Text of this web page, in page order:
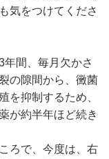
気をつけてくださ
間、毎月欠かさ
の隙間から、黴菌
を抑制するため、
が約半年ほど続き
ろで、今度は、右